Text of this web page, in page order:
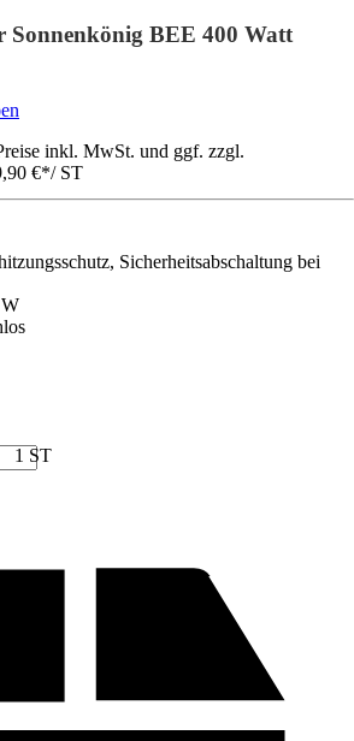
Sonnenkönig BEE 400 Watt
inkl. MwSt. und ggf. zzgl.
€*/ ST
Sicherheitsabschaltung bei
1 ST